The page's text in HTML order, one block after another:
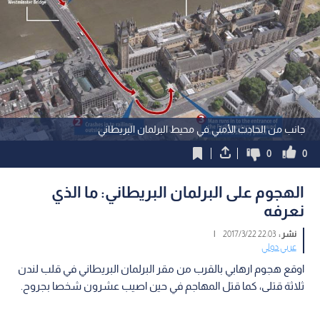
جانب من الحادث الأمني في محيط البرلمان البريطاني
0
0
الهجوم على البرلمان البريطاني: ما الذي
نعرفه
نشر :22:03 2017/3/22
|
عربي دولي
اوقع هجوم ارهابي بالقرب من مقر البرلمان البريطاني في قلب لندن
ثلاثة قتلى، كما قتل المهاجم في حين اصيب عشرون شخصا بجروح.